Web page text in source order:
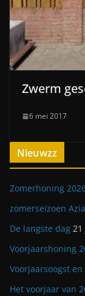
Zwerm
6 mei 2017
Nieuwzz
Zomerhoning
zomerseizoen
De langste dag 21
Voorjaarshoning
Voorjaarsoogst
Het voorjaar van